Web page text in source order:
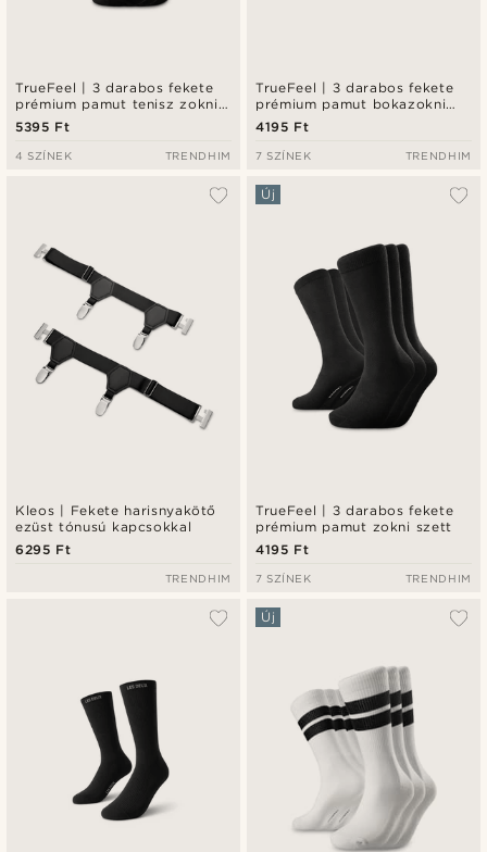
TrueFeel | 3 darabos fekete
prémium pamut tenisz zokni
szett
5395 Ft
4 SZÍNEK TRENDHIM
TrueFeel | 3 darabos fekete
prémium pamut bokazokni
szett
4195 Ft
7 SZÍNEK TRENDHIM
Kleos | Fekete harisnyakötő
ezüst tónusú kapcsokkal
6295 Ft
TRENDHIM
TrueFeel | 3 darabos fekete
prémium pamut zokni szett
Új
4195 Ft
7 SZÍNEK TRENDHIM
Új